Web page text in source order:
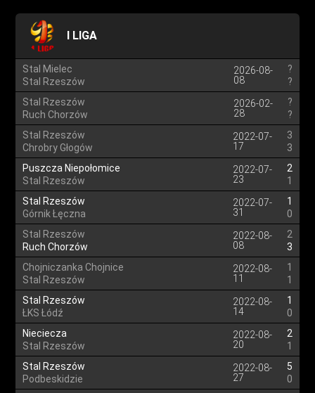
I LIGA
Stal Mielec
Stal Rzeszów
2026-08-
08
?
?
Stal Rzeszów
Ruch Chorzów
2026-02-
28
?
?
Stal Rzeszów
Chrobry Głogów
2022-07-
17
3
3
Puszcza Niepołomice
Stal Rzeszów
2022-07-
23
2
1
Stal Rzeszów
Górnik Łęczna
2022-07-
31
1
0
Stal Rzeszów
Ruch Chorzów
2022-08-
08
2
3
Chojniczanka Chojnice
Stal Rzeszów
2022-08-
11
1
1
Stal Rzeszów
ŁKS Łódź
2022-08-
14
1
0
Nieciecza
Stal Rzeszów
2022-08-
20
2
1
Stal Rzeszów
Podbeskidzie
2022-08-
27
5
0